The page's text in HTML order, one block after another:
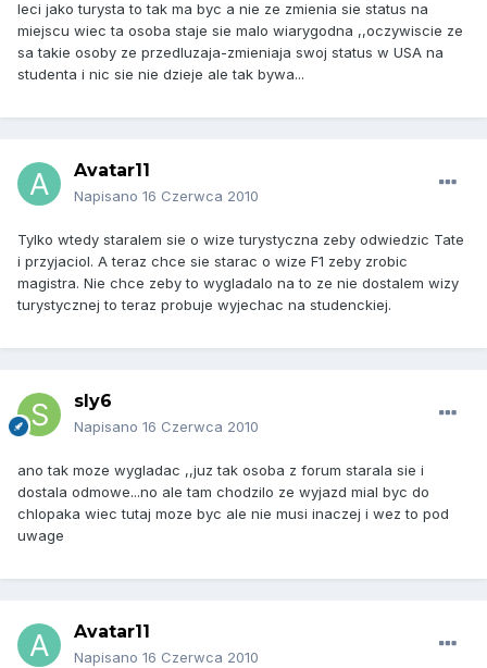
leci jako turysta to tak ma byc a nie ze zmienia sie status na
miejscu wiec ta osoba staje sie malo wiarygodna ,,oczywiscie ze
sa takie osoby ze przedluzaja-zmieniaja swoj status w USA na
studenta i nic sie nie dzieje ale tak bywa...
Avatar11
Napisano 16 Czerwca 2010
Tylko wtedy staralem sie o wize turystyczna zeby odwiedzic Tate
i przyjaciol. A teraz chce sie starac o wize F1 zeby zrobic
magistra. Nie chce zeby to wygladalo na to ze nie dostalem wizy
turystycznej to teraz probuje wyjechac na studenckiej.
sly6
Napisano 16 Czerwca 2010
ano tak moze wygladac ,,juz tak osoba z forum starala sie i
dostala odmowe...no ale tam chodzilo ze wyjazd mial byc do
chlopaka wiec tutaj moze byc ale nie musi inaczej i wez to pod
uwage
Avatar11
Napisano 16 Czerwca 2010